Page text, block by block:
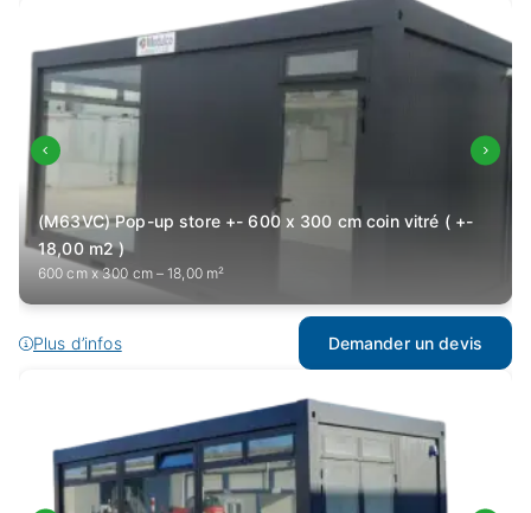
(M63VC) Pop-up store +- 600 x 300 cm coin vitré ( +-
18,00 m2 )
600 cm x 300 cm – 18,00 m²
Plus d’infos Demander un devis